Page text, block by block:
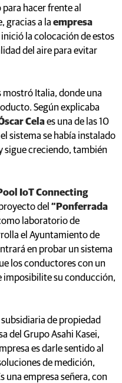
hacer frente al
gracias a la empresa
inició la colocación de estos
del aire para evitar
mostró Italia, donde una
Según explicaba
Celaes una de las 10
sistema se había instalado
sigue creciendo, también
IoT Connecting
del “Ponferrada
laboratorio de
el Ayuntamiento de
en probar un sistema
los conductores con un
imposibilite su conducción,
subsidiaria de propiedad
del Grupo Asahi Kasei,
es darle sentido al
de medición,
una empresa señera, con